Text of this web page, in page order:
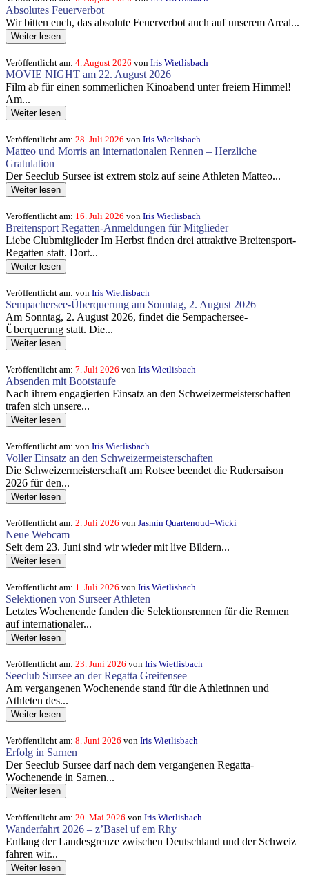
Absolutes Feuerverbot
Wir bitten euch, das absolute Feuerverbot auch auf unserem Areal...
Weiter lesen
Veröffentlicht am: 4. August 2026 von Iris Wietlisbach
MOVIE NIGHT am 22. August 2026
Film ab für einen sommerlichen Kinoabend unter freiem Himmel!
Am...
Weiter lesen
Veröffentlicht am: 28. Juli 2026 von Iris Wietlisbach
Matteo und Morris an internationalen Rennen – Herzliche
Gratulation
Der Seeclub Sursee ist extrem stolz auf seine Athleten Matteo...
Weiter lesen
Veröffentlicht am: 16. Juli 2026 von Iris Wietlisbach
Breitensport Regatten-Anmeldungen für Mitglieder
Liebe Clubmitglieder Im Herbst finden drei attraktive Breitensport-
Regatten statt. Dort...
Weiter lesen
Veröffentlicht am: von Iris Wietlisbach
Sempachersee-Überquerung am Sonntag, 2. August 2026
Am Sonntag, 2. August 2026, findet die Sempachersee-
Überquerung statt. Die...
Weiter lesen
Veröffentlicht am: 7. Juli 2026 von Iris Wietlisbach
Absenden mit Bootstaufe
Nach ihrem engagierten Einsatz an den Schweizermeisterschaften
trafen sich unsere...
Weiter lesen
Veröffentlicht am: von Iris Wietlisbach
Voller Einsatz an den Schweizermeisterschaften
Die Schweizermeisterschaft am Rotsee beendet die Rudersaison
2026 für den...
Weiter lesen
Veröffentlicht am: 2. Juli 2026 von Jasmin Quartenoud–Wicki
Neue Webcam
Seit dem 23. Juni sind wir wieder mit live Bildern...
Weiter lesen
Veröffentlicht am: 1. Juli 2026 von Iris Wietlisbach
Selektionen von Surseer Athleten
Letztes Wochenende fanden die Selektionsrennen für die Rennen
auf internationaler...
Weiter lesen
Veröffentlicht am: 23. Juni 2026 von Iris Wietlisbach
Seeclub Sursee an der Regatta Greifensee
Am vergangenen Wochenende stand für die Athletinnen und
Athleten des...
Weiter lesen
Veröffentlicht am: 8. Juni 2026 von Iris Wietlisbach
Erfolg in Sarnen
Der Seeclub Sursee darf nach dem vergangenen Regatta-
Wochenende in Sarnen...
Weiter lesen
Veröffentlicht am: 20. Mai 2026 von Iris Wietlisbach
Wanderfahrt 2026 – z’Basel uf em Rhy
Entlang der Landesgrenze zwischen Deutschland und der Schweiz
fahren wir...
Weiter lesen